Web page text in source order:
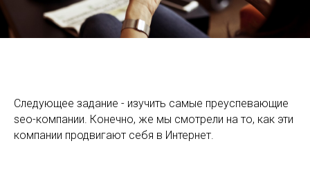
Следующее задание - изучить самые преуспевающие
seo-компании. Конечно, же мы смотрели на то, как эти
компании продвигают себя в Интернет.